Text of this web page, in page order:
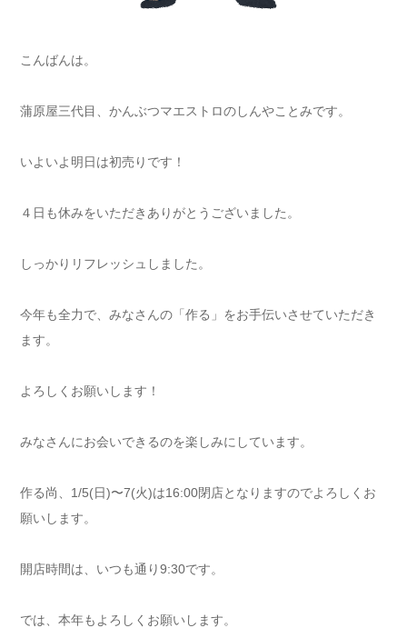
こんばんは。
蒲原屋三代目、かんぶつマエストロのしんやことみです。
いよいよ明日は初売りです！
４日も休みをいただきありがとうございました。
しっかりリフレッシュしました。
今年も全力で、みなさんの「作る」をお手伝いさせていただき
ます。
よろしくお願いします！
みなさんにお会いできるのを楽しみにしています。
作る尚、1/5(日)〜7(火)は16:00閉店となりますのでよろしくお
願いします。
開店時間は、いつも通り9:30です。
では、本年もよろしくお願いします。